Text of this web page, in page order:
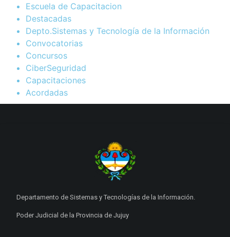
Escuela de Capacitacion
Destacadas
Depto.Sistemas y Tecnología de la Información
Convocatorias
Concursos
CiberSeguridad
Capacitaciones
Acordadas
Departamento de Sistemas y Tecnologías de la Información.
Poder Judicial de la Provincia de Jujuy